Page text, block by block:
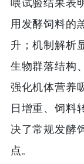
喂试验结果表
用发酵饲料的
升；机制解析
生物群落结构
强化机体营养
日增重、饲料
决了常规发酵
点。